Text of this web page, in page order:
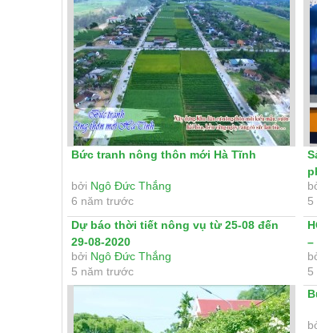
Bức tranh nông thôn mới Hà Tĩnh
bởi Ngô Đức Thắng
6 năm trước
5
Dự báo thời tiết nông vụ từ 25-08 đến
29-08-2020
bởi Ngô Đức Thắng
5 năm trước
–
5